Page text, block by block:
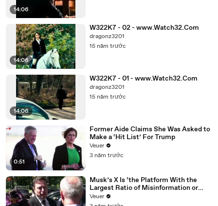
14:06
14:06
W322K7 - 02 - www.Watch32.Com
dragonz3201
15 năm trước
14:06
W322K7 - 01 - www.Watch32.Com
dragonz3201
15 năm trước
0:51
Former Aide Claims She Was Asked to
Make a ‘Hit List’ For Trump
Veuer
3 năm trước
Musk’s X Is ‘the Platform With the
Largest Ratio of Misinformation or
Disinformation’ Amongst All Social
Media Platforms
Veuer